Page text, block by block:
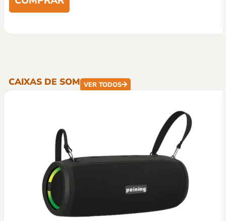
CAIXAS DE SOM VER TODOS